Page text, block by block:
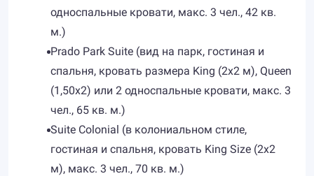
односпальные кровати, макс. 3 чел., 42 кв.
м.)
Prado Park Suite (вид на парк, гостиная и
спальня, кровать размера King (2x2 м), Queen
(1,50x2) или 2 односпальные кровати, макс. 3
чел., 65 кв. м.)
Suite Colonial (в колониальном стиле,
гостиная и спальня, кровать King Size (2х2
м), макс. 3 чел., 70 кв. м.)